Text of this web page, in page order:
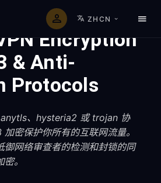
ZHCN
Encryption
& Anti-
Protocols
、hysteria2 或 trojan 协
加密保护你所有的互联网流量。
御网络审查者的检测和封锁的同
。